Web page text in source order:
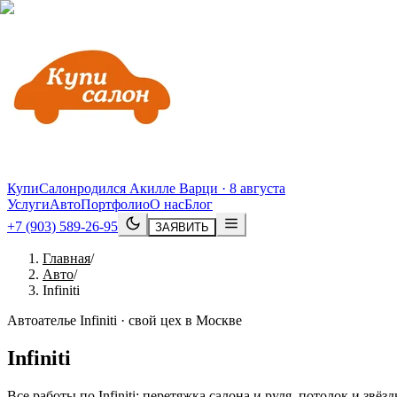
КупиСалонродился Акилле Варци · 8 августа
УслугиАвтоПортфолиоО насБлог
+7 (903) 589-26-95
ЗАЯВИТЬ
Главная/
Авто/
Infiniti
Автоателье Infiniti · свой цех в Москве
Infiniti